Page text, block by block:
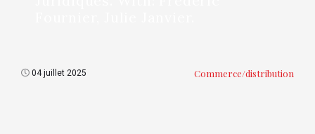
04 juillet 2025 Commerce/distribution